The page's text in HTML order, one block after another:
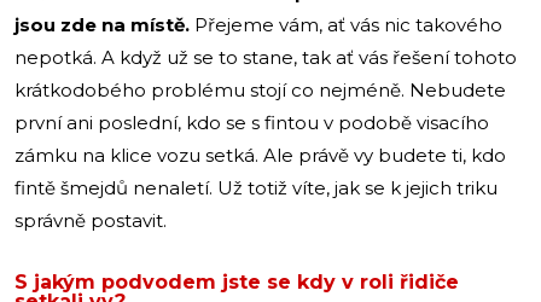
jsou zde na místě. Přejeme vám, ať vás nic takového
nepotká. A když už se to stane, tak ať vás řešení tohoto
krátkodobého problému stojí co nejméně. Nebudete
první ani poslední, kdo se s fintou v podobě visacího
zámku na klice vozu setká. Ale právě vy budete ti, kdo
fintě šmejdů nenaletí. Už totiž víte, jak se k jejich triku
správně postavit.
S jakým podvodem jste se kdy v roli řidiče